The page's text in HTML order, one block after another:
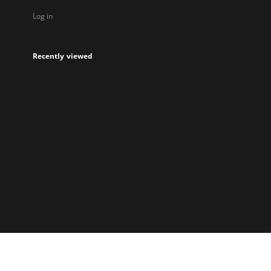
Log in
Recently viewed